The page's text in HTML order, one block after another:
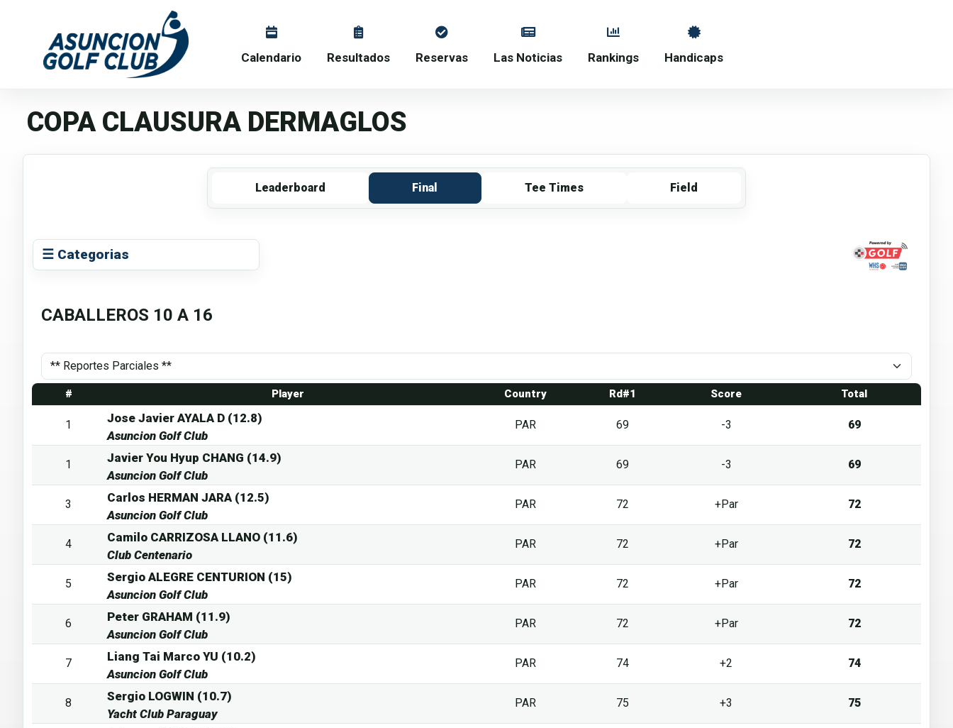
Calendario Resultados Reservas Las Noticias Rankings Handicaps
COPA CLAUSURA DERMAGLOS
Leaderboard Final Tee Times Field
☰ Categorias
CABALLEROS 10 A 16
# Player Country Rd#1 Score Total
1
Jose Javier AYALA D (12.8)
Asuncion Golf Club
PAR 69 -3 69
1
Javier You Hyup CHANG (14.9)
Asuncion Golf Club
PAR 69 -3 69
3
Carlos HERMAN JARA (12.5)
Asuncion Golf Club
PAR 72 +Par 72
4
Camilo CARRIZOSA LLANO (11.6)
Club Centenario
PAR 72 +Par 72
5
Sergio ALEGRE CENTURION (15)
Asuncion Golf Club
PAR 72 +Par 72
6
Peter GRAHAM (11.9)
Asuncion Golf Club
PAR 72 +Par 72
7
Liang Tai Marco YU (10.2)
Asuncion Golf Club
PAR 74 +2 74
8
Sergio LOGWIN (10.7)
Yacht Club Paraguay
PAR 75 +3 75